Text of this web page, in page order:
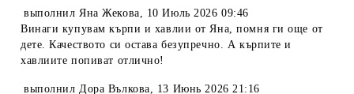
выполнилЯна Жекова, 10 Июль 2026 09:46
Винаги купувам кърпи и хавлии от Яна, помня ги още от
дете. Качеството си остава безупречно. А кърпите и
хавлиите попиват отлично!
выполнилДора Вълкова, 13 Июнь 2026 21:16